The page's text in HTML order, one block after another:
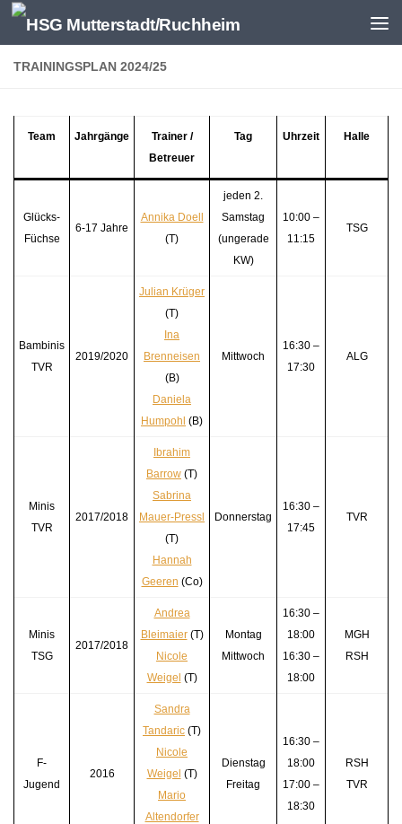
Zum Inhalt springen
TRAININGSPLAN 2024/25
Team Jahrgänge
Trainer /
Betreuer
Tag Uhrzeit Halle
Glücks-
Füchse
6-17 Jahre
Annika Doell
(T)
jeden 2.
Samstag
(ungerade
KW)
10:00 –
11:15
TSG
Bambinis
TVR
2019/2020
Julian Krüger
(T)
Ina
Brenneisen
(B)
Daniela
Humpohl (B)
Mittwoch
16:30 –
17:30
ALG
Minis
TVR
2017/2018
Ibrahim
Barrow (T)
Sabrina
Mauer-Pressl
(T)
Hannah
Geeren (Co)
Donnerstag
16:30 –
17:45
TVR
Minis
TSG
2017/2018
Andrea
Bleimaier(T)
Nicole
Weigel (T)
Montag
Mittwoch
16:30 –
18:00
16:30 –
18:00
MGH
RSH
F-
Jugend
2016
Sandra
Tandaric (T)
Nicole
Weigel (T)
Mario
Altendorfer
Dienstag
Freitag
16:30 –
18:00
17:00 –
18:30
RSH
TVR